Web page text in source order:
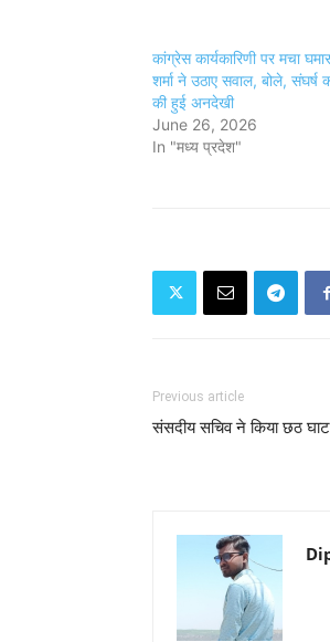
कांग्रेस कार्यकारिणी पर मचा
शर्मा ने उठाए सवाल, बोले, संघर्ष
की हुई अनदेखी
June 26, 2026
In "मध्य प्रदेश"
Previous article
संसदीय सचिव ने किया छठ घाट